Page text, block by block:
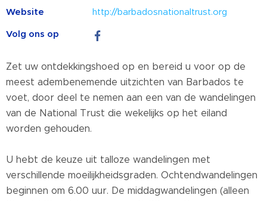
Website http://barbadosnationaltrust.org
Volg ons op
Zet uw ontdekkingshoed op en bereid u voor op de
meest adembenemende uitzichten van Barbados te
voet, door deel te nemen aan een van de wandelingen
van de National Trust die wekelijks op het eiland
worden gehouden.
U hebt de keuze uit talloze wandelingen met
verschillende moeilijkheidsgraden. Ochtendwandelingen
beginnen om 6.00 uur. De middagwandelingen (alleen